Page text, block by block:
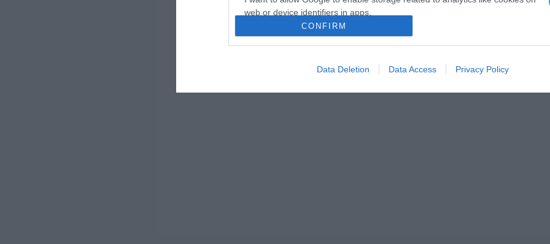
web or device identifiers in apps.
I want to allow Google to enable storage related to functionality of the website
I want to allow Google to enable storage related to personalization.
CONFIRM
Data Deletion Data Access Privacy Policy